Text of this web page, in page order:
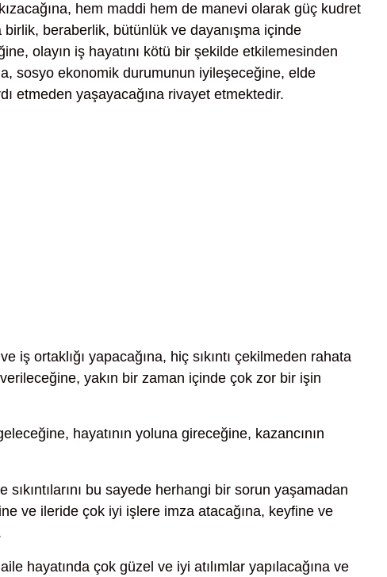
hem maddi hem de manevi olarak güç kudret
beraberlik, bütünlük ve dayanışma içinde
olayın iş hayatını kötü bir şekilde etkilemesinden
sosyo ekonomik durumunun iyileşeceğine, elde
etmeden yaşayacağına rivayet etmektedir.
iş ortaklığı yapacağına, hiç sıkıntı çekilmeden rahata
yakın bir zaman içinde çok zor bir işin
hayatının yoluna gireceğine, kazancının
sıkıntılarını bu sayede herhangi bir sorun yaşamadan
ve ileride çok iyi işlere imza atacağına, keyfine ve
hayatında çok güzel ve iyi atılımlar yapılacağına ve